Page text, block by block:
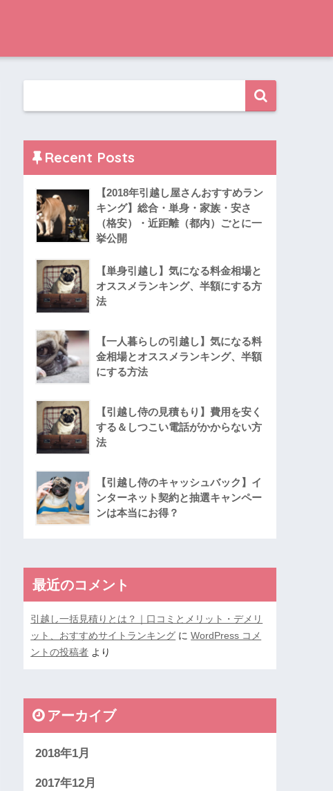
Recent Posts
【2018年引越し屋さんおすすめラン
キング】総合・単身・家族・安さ
（格安）・近距離（都内）ごとに一
挙公開
【単身引越し】気になる料金相場と
オススメランキング、半額にする方
法
【一人暮らしの引越し】気になる料
金相場とオススメランキング、半額
にする方法
【引越し侍の見積もり】費用を安く
する＆しつこい電話がかからない方
法
【引越し侍のキャッシュバック】イ
ンターネット契約と抽選キャンペー
ンは本当にお得？
最近のコメント
引越し一括見積りとは？｜口コミとメリット・デメリ
ット、おすすめサイトランキング にWordPress コメ
ントの投稿者 より
アーカイブ
2018年1月
2017年12月